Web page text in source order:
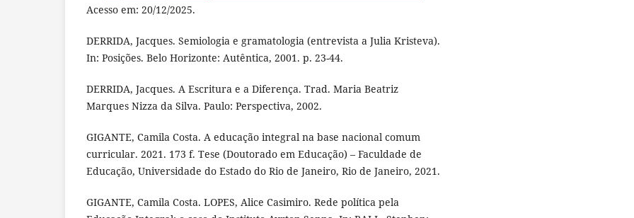
Acesso em: 20/12/2025.
DERRIDA, Jacques. Semiologia e gramatologia (entrevista a Julia Kristeva).
In: Posições. Belo Horizonte: Autêntica, 2001. p. 23-44.
DERRIDA, Jacques. A Escritura e a Diferença. Trad. Maria Beatriz
Marques Nizza da Silva. Paulo: Perspectiva, 2002.
GIGANTE, Camila Costa. A educação integral na base nacional comum
curricular. 2021. 173 f. Tese (Doutorado em Educação) – Faculdade de
Educação, Universidade do Estado do Rio de Janeiro, Rio de Janeiro, 2021.
GIGANTE, Camila Costa. LOPES, Alice Casimiro. Rede política pela